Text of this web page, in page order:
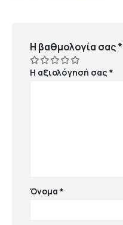
Η βαθμολογία σας*
Η αξιολόγησή σας*
Όνομα*